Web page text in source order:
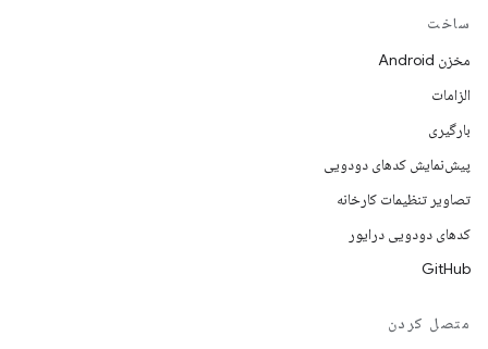
ساخت
مخزن Android
الزامات
بارگیری
پیش‌نمایش کدهای دودویی
تصاویر تنظیمات کارخانه
کدهای دودویی درایور
GitHub
متصل کردن